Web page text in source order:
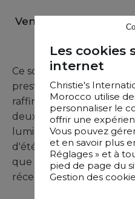
Vente Appartement
3
Ce somptueux duplex,
prestigieuse de Gueliz,
raffinement. Avec ses
deux salles de bains
lumineux et deux
d'été), il offre un cadre
que luxueux. La salle à
réceptions, complète cet
Les cookies
internet
Christie's
Morocco utilise
personnaliser le
offrir une
Vous pouvez
et en savoir plus
Réglages » et à
pied de page du
Gestion des